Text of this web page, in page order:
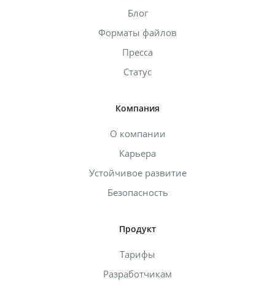
Блог
Форматы файлов
Пресса
Статус
Компания
О компании
Карьера
Устойчивое развитие
Безопасность
Продукт
Тарифы
Разработчикам